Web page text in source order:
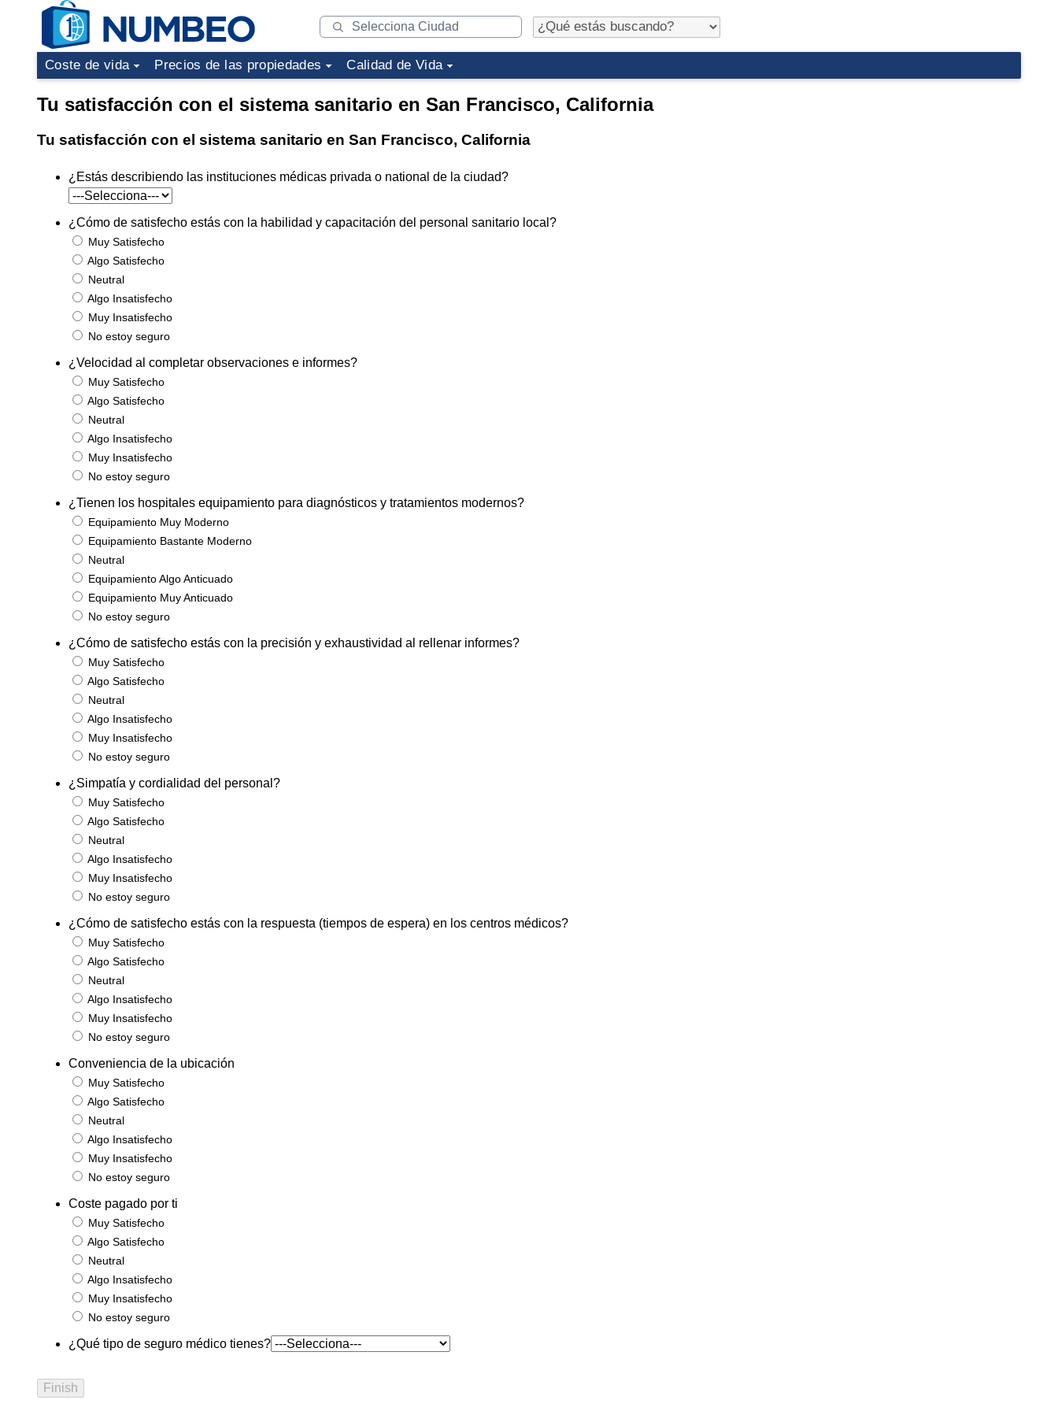
Coste de vida Precios de las propiedades Calidad de Vida
Tu satisfacción con el sistema sanitario en San Francisco, California
Tu satisfacción con el sistema sanitario en San Francisco, California
¿Estás describiendo las instituciones médicas privada o national de la ciudad?
¿Cómo de satisfecho estás con la habilidad y capacitación del personal sanitario local?
Muy Satisfecho
Algo Satisfecho
Neutral
Algo Insatisfecho
Muy Insatisfecho
No estoy seguro
¿Velocidad al completar observaciones e informes?
Muy Satisfecho
Algo Satisfecho
Neutral
Algo Insatisfecho
Muy Insatisfecho
No estoy seguro
¿Tienen los hospitales equipamiento para diagnósticos y tratamientos modernos?
Equipamiento Muy Moderno
Equipamiento Bastante Moderno
Neutral
Equipamiento Algo Anticuado
Equipamiento Muy Anticuado
No estoy seguro
¿Cómo de satisfecho estás con la precisión y exhaustividad al rellenar informes?
Muy Satisfecho
Algo Satisfecho
Neutral
Algo Insatisfecho
Muy Insatisfecho
No estoy seguro
¿Simpatía y cordialidad del personal?
Muy Satisfecho
Algo Satisfecho
Neutral
Algo Insatisfecho
Muy Insatisfecho
No estoy seguro
¿Cómo de satisfecho estás con la respuesta (tiempos de espera) en los centros médicos?
Muy Satisfecho
Algo Satisfecho
Neutral
Algo Insatisfecho
Muy Insatisfecho
No estoy seguro
Conveniencia de la ubicación
Muy Satisfecho
Algo Satisfecho
Neutral
Algo Insatisfecho
Muy Insatisfecho
No estoy seguro
Coste pagado por ti
Muy Satisfecho
Algo Satisfecho
Neutral
Algo Insatisfecho
Muy Insatisfecho
No estoy seguro
¿Qué tipo de seguro médico tienes?